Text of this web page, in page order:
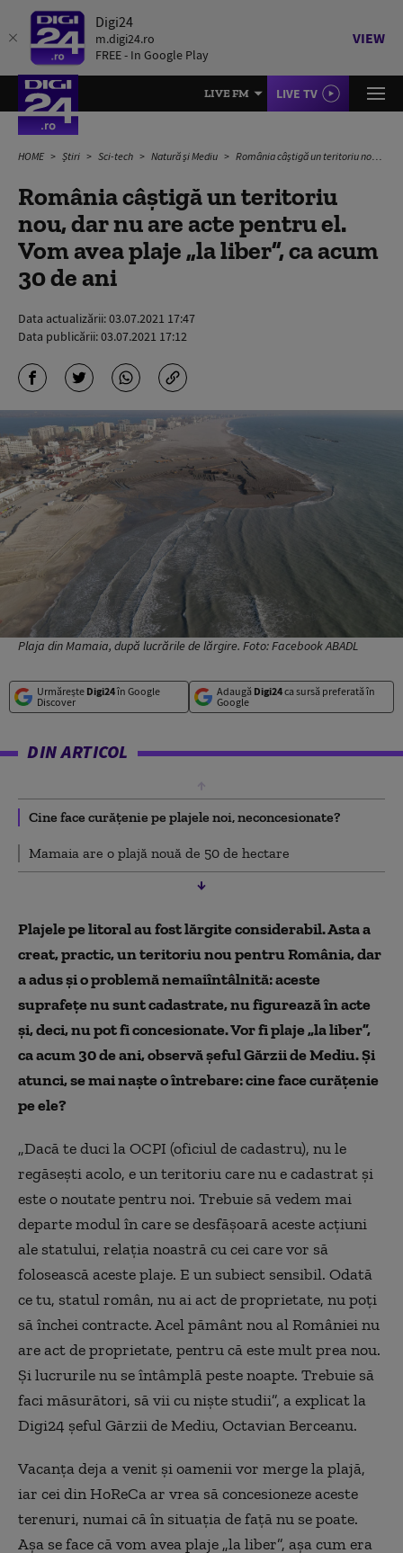
Digi24
m.digi24.ro
FREE - In Google Play
VIEW
LIVE FM LIVE TV
HOME Știri Sci-tech Natură și Mediu România câștigă un teritoriu nou, dar nu are acte pentru el. Vom avea plaje „la liber”, ca acum 30 de ani
România câștigă un teritoriu
nou, dar nu are acte pentru el.
Vom avea plaje „la liber”, ca acum
30 de ani
Data actualizării:03.07.2021 17:47
Data publicării:03.07.2021 17:12
Plaja din Mamaia, după lucrările de lărgire. Foto: Facebook ABADL
Urmărește Digi24în Google
Discover
Adaugă Digi24ca sursă preferată în
Google
DIN ARTICOL
Cine face curățenie pe plajele noi, neconcesionate?
Mamaia are o plajă nouă de 50 de hectare
Plajele pe litoral au fost lărgite considerabil. Asta a
creat, practic, un teritoriu nou pentru România, dar
a adus și o problemă nemaiîntâlnită: aceste
suprafețe nu sunt cadastrate, nu figurează în acte
și, deci, nu pot fi concesionate. Vor fi plaje „la liber”,
ca acum 30 de ani, observă șeful Gărzii de Mediu. Și
atunci, se mai naște o întrebare: cine face curățenie
pe ele?
„Dacă te duci la OCPI (oficiul de cadastru), nu le
regăsești acolo, e un teritoriu care nu e cadastrat și
este o noutate pentru noi. Trebuie să vedem mai
departe modul în care se desfășoară aceste acțiuni
ale statului, relația noastră cu cei care vor să
folosească aceste plaje. E un subiect sensibil. Odată
ce tu, statul român, nu ai act de proprietate, nu poți
să închei contracte. Acel pământ nou al României nu
are act de proprietate, pentru că este mult prea nou.
Și lucrurile nu se întâmplă peste noapte. Trebuie să
faci măsurători, să vii cu niște studii”, a explicat la
Digi24 șeful Gărzii de Mediu, Octavian Berceanu.
Vacanța deja a venit și oamenii vor merge la plajă,
iar cei din HoReCa ar vrea să concesioneze aceste
terenuri, numai că în situația de față nu se poate.
Așa se face că vom avea plaje „la liber”, așa cum era